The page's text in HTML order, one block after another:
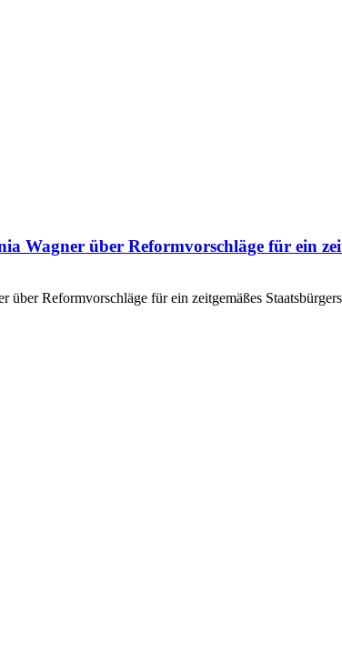
Wagner über Reformvorschläge für ein
über Reformvorschläge für ein zeitgemäßes